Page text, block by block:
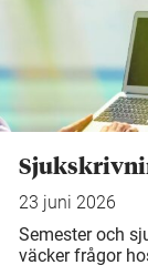
23 juni 2026
Semester och
väcker frågor